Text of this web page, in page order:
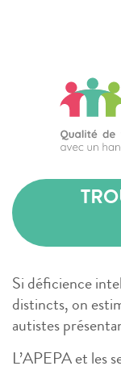
Si déficience
distincts, on
autistes
L’APEPA et les